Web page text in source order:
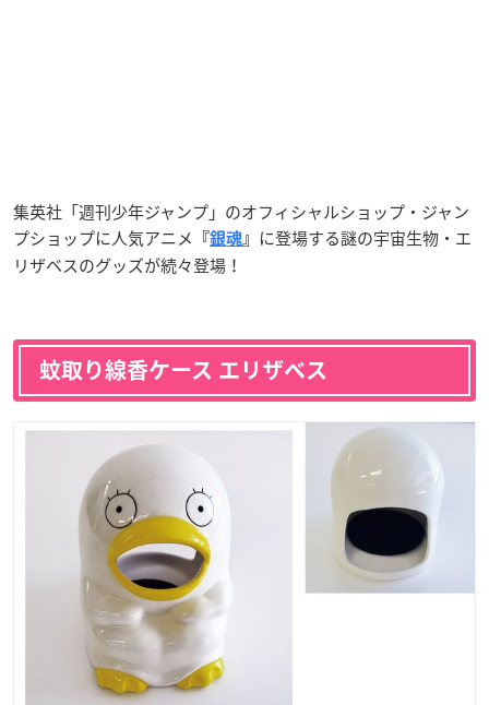
集英社「週刊少年ジャンプ」のオフィシャルショップ・ジャン
プショップに人気アニメ
『銀魂 』
に登場する謎の宇宙生物・エ
リザベスのグッズが続々登場！
蚊取り線香ケース エリザベス